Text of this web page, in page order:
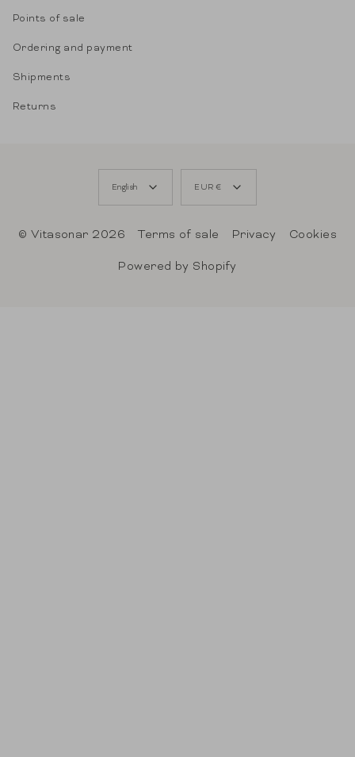
Points of sale
Ordering and payment
Shipments
Returns
LANGUAGE
English CURRENCY
EUR €
© Vitasonar 2026 Terms of sale Privacy
Cookies
Powered by Shopify